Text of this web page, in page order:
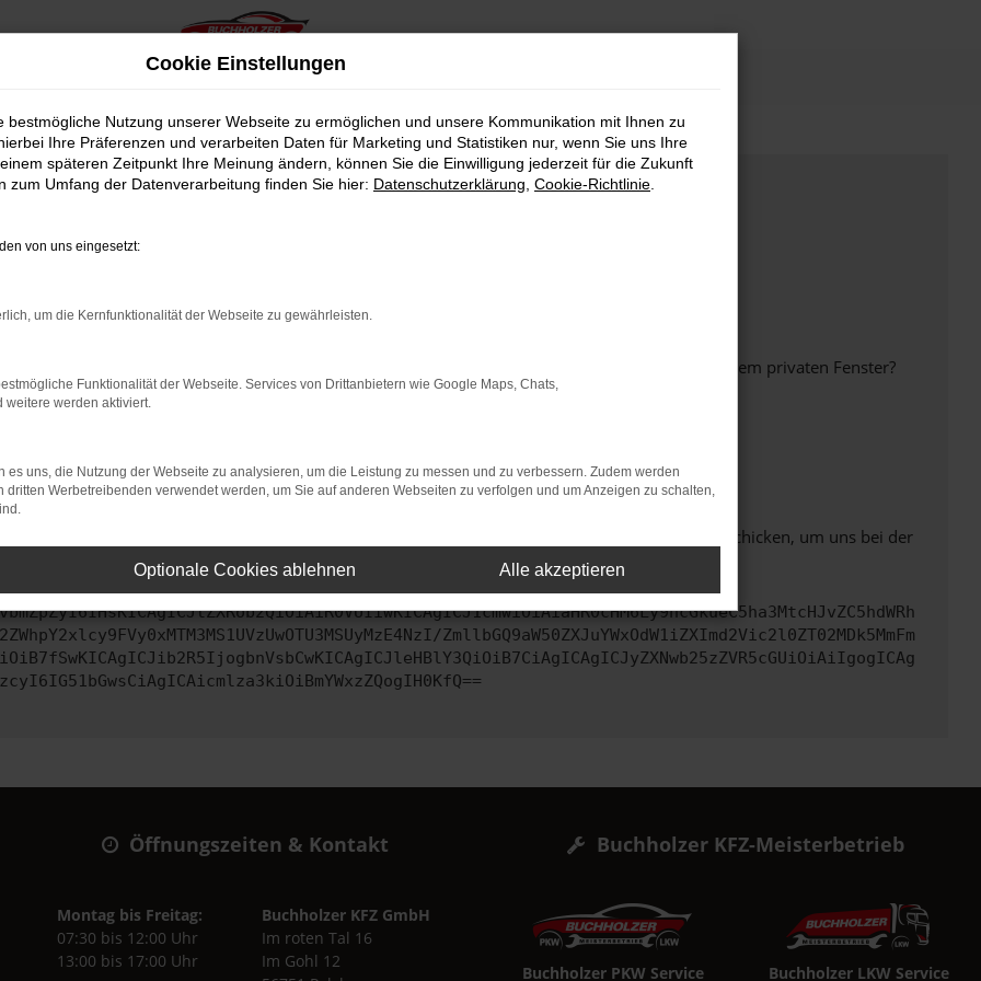
bestimmter Seiten verhindern. Funktioniert die Seite in einem anderen Browser oder in einem privaten Fenster?
beheben.
auf dem neuesten Stand sind.
kann auch dazu führen, dass bestimmte Funktionen nicht mehr unterstützt werden.
uns bitte. Wir werden versuchen, das Problem zu beheben. Du kannst uns diesen Text schicken, um uns bei der
ZmllbGQ9aW50ZXJuYWxOdW1iZXImd2Vic2l0ZT02MDk5MmFm
Öffnungszeiten & Kontakt
Montag bis Freitag:
07:30 bis 12:00 Uhr
13:00 bis 17:00 Uhr
Buchholzer KFZ GmbH
Im roten Tal 16
Im Gohl 12
Buchholzer KFZ-Meisterbetrieb
Buchholzer PKW Service Buchholzer LKW Service
Cookie Einstellungen
bestmögliche Nutzung unserer Webseite zu ermöglichen und unsere Kommunikation mit Ihnen zu
Ihre Präferenzen und verarbeiten Daten für Marketing und Statistiken nur, wenn Sie uns Ihre
späteren Zeitpunkt Ihre Meinung ändern, können Sie die Einwilligung jederzeit für die Zukunft
zum Umfang der Datenverarbeitung finden Sie hier: Datenschutzerklärung Cookie-Richtlinie
von uns eingesetzt:
um die Kernfunktionalität der Webseite zu gewährleisten.
Funktionalität der Webseite. Services von Drittanbietern wie Google Maps, Chats,
weitere werden aktiviert.
es uns, die Nutzung der Webseite zu analysieren, um die Leistung zu messen und zu verbessern. Zudem werden
dritten Werbetreibenden verwendet werden, um Sie auf anderen Webseiten zu verfolgen und um Anzeigen zu schalten,
Optionale Cookies ablehnen Alle akzeptieren